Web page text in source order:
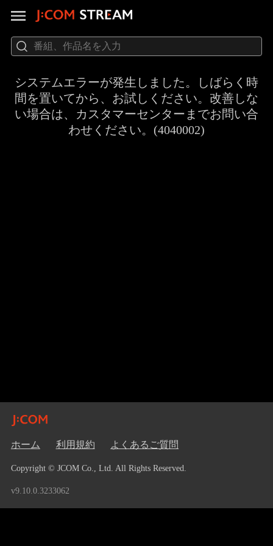
システムエラーが発生しました。しばらく時
間を置いてから、お試しください。改善しな
い場合は、カスタマーセンターまでお問い合
わせください。(4040002)
ホーム 利用規約 よくあるご質問
Copyright © JCOM Co., Ltd. All Rights Reserved.
v9.10.0.3233062